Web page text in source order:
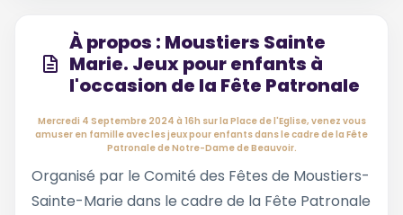
À propos : Moustiers Sainte
Marie. Jeux pour enfants à
l'occasion de la Fête Patronale
Mercredi 4 Septembre 2024 à 16h sur la Place de l'Eglise, venez vous
amuser en famille avec les jeux pour enfants dans le cadre de la Fête
Patronale de Notre-Dame de Beauvoir.
Organisé par le Comité des Fêtes de Moustiers-
Sainte-Marie dans le cadre de la Fête Patronale